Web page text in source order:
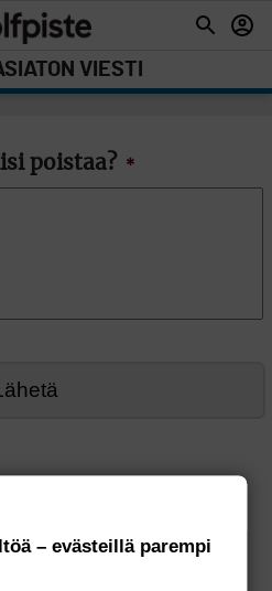
VIESTI
poistaa? *
– evästeillä parempi